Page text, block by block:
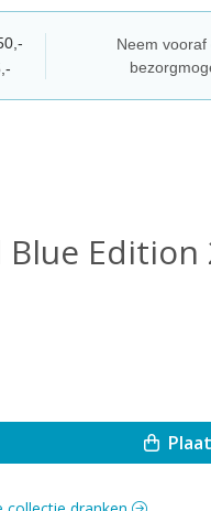
Neem
Blue Edition